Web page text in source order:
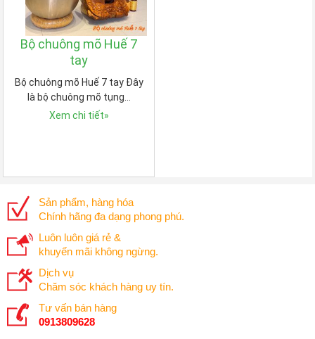
Bộ chuông mõ Huế 7
tay
Bộ chuông mõ Huế 7 tay Đây
là bộ chuông mõ tụng…
Xem chi tiết»
Sản phẩm, hàng hóa
Chính hãng đa dạng phong phú.
Luôn luôn giá rẻ &
khuyến mãi không ngừng.
Dịch vụ
Chăm sóc khách hàng uy tín.
Tư vấn bán hàng
0913809628